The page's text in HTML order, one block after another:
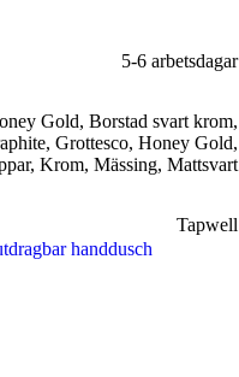
5-6 arbetsdagar
Gold, Borstad svart krom,
, Grottesco, Honey Gold,
, Krom, Mässing, Mattsvart
Tapwell